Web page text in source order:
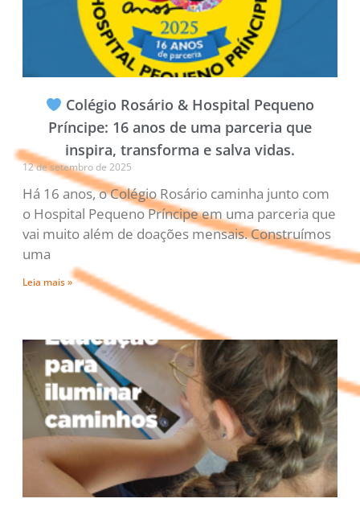
Colégio Rosário & Hospital Pequeno
Príncipe: 16 anos de uma parceria que
inspira, transforma e salva vidas.
12 de setembro de 2025
Há 16 anos, o Colégio Rosário caminha junto com
o Hospital Pequeno Príncipe em uma parceria que
vai muito além de doações mensais. Construímos
uma
Leia mais »